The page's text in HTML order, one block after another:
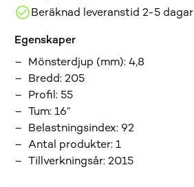
Beräknad leveranstid 2-5 dagar
Egenskaper
Mönsterdjup (mm):4,8
Bredd:205
Profil: 55
Tum:16”
Belastningsindex: 92
Antal produkter:1
Tillverkningsår:2015